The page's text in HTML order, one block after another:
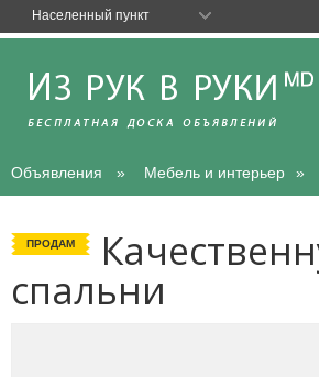
Объявления Мебель и интерьер
ПРОДАМ
спальни
Населенный пункт